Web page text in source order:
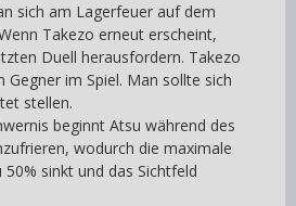
sich am Lagerfeuer auf dem
Takezo erneut erscheint,
Duell herausfordern. Takezo
im Spiel. Man sollte sich
stellen.
beginnt Atsu während des
wodurch die maximale
sinkt und das Sichtfeld